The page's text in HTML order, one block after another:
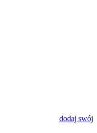
dodaj swój